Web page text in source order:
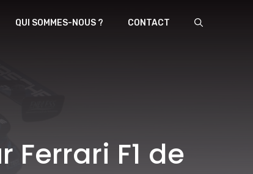
QUI SOMMES-NOUS ? CONTACT
Ferrari F1 de